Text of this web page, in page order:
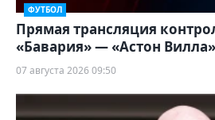
ФУТБОЛ
Прямая трансляция
«Бавария» — «Астон Вилла»
07 августа 2026 09:50